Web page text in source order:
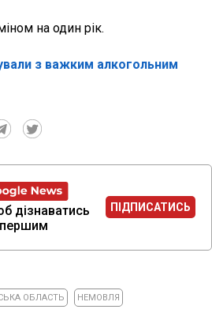
на один рік.
з важким алкогольним
дізнаватись
ПІДПИСАТИСЬ
ОБЛАСТЬ НЕМОВЛЯ